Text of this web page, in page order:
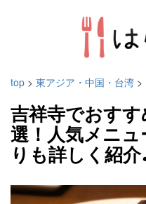
top > 東アジア・中国・台湾 >
吉祥寺でおす
選！人気メニ
りも詳しく紹